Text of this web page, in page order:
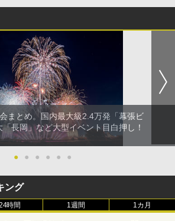
まとめ。国内最大級2.4万発「幕張ビ
長岡」など大型イベント目白押し！
● ● ● ● ● ●
ング
時間 1週間 1カ月